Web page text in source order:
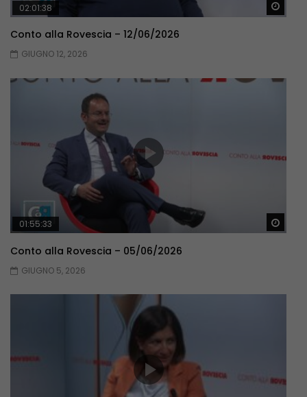
02:01:38
Conto alla Rovescia – 12/06/2026
GIUGNO 12, 2026
01:55:33
Conto alla Rovescia – 05/06/2026
GIUGNO 5, 2026